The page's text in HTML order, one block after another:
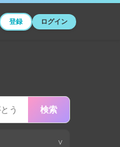
登録 ログイン
検索
∨